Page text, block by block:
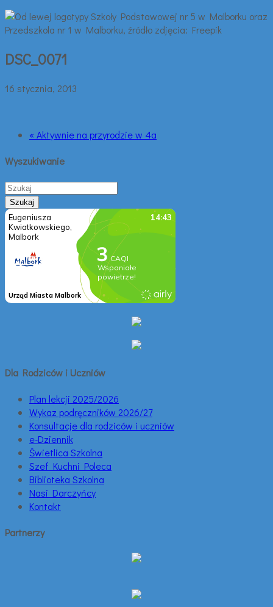
DSC_0071
16 stycznia, 2013
« Aktywnie na przyrodzie w 4a
Wyszukiwanie
Dla Rodziców i Uczniów
Plan lekcji 2025/2026
Wykaz podręczników 2026/27
Konsultacje dla rodziców i uczniów
e-Dziennik
Świetlica Szkolna
Szef Kuchni Poleca
Biblioteka Szkolna
Nasi Darczyńcy
Kontakt
Partnerzy